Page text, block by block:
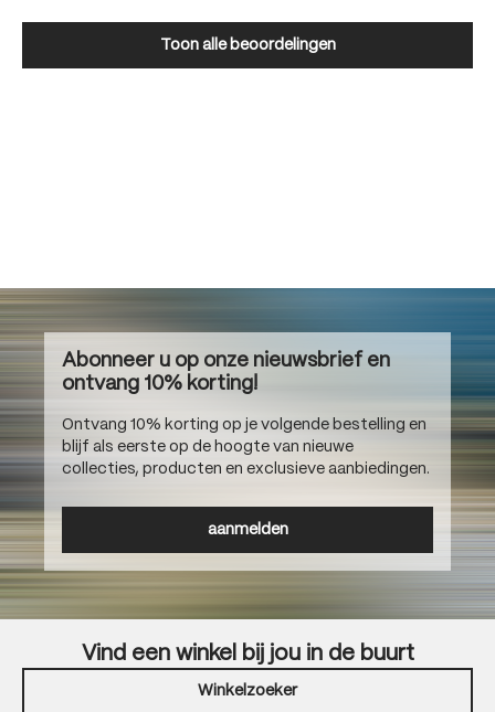
Toon alle beoordelingen
Abonneer u op onze nieuwsbrief en
ontvang 10% korting!
Ontvang 10% korting op je volgende bestelling en
blijf als eerste op de hoogte van nieuwe
collecties, producten en exclusieve aanbiedingen.
aanmelden
Vind een winkel bij jou in de buurt
Winkelzoeker